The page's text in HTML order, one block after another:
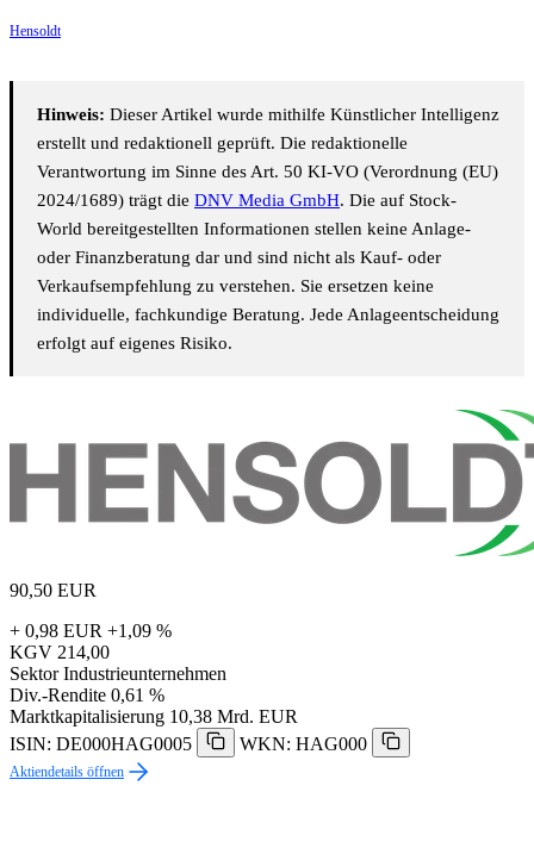
Hensoldt
Hinweis: Dieser Artikel wurde mithilfe Künstlicher Intelligenz
erstellt und redaktionell geprüft. Die redaktionelle
Verantwortung im Sinne des Art. 50 KI-VO (Verordnung (EU)
2024/1689) trägt die DNV Media GmbH. Die auf Stock-
World bereitgestellten Informationen stellen keine Anlage-
oder Finanzberatung dar und sind nicht als Kauf- oder
Verkaufsempfehlung zu verstehen. Sie ersetzen keine
individuelle, fachkundige Beratung. Jede Anlageentscheidung
erfolgt auf eigenes Risiko.
90,50 EUR
+ 0,98 EUR +1,09 %
KGV 214,00
Sektor Industrieunternehmen
Div.-Rendite 0,61 %
Marktkapitalisierung 10,38 Mrd. EUR
ISIN: DE000HAG0005
WKN: HAG000
Aktiendetails öffnen